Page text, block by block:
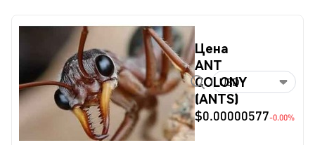
Цена
ANT
COLONY
(ANTS)
$0.00000577-0.00%
USD